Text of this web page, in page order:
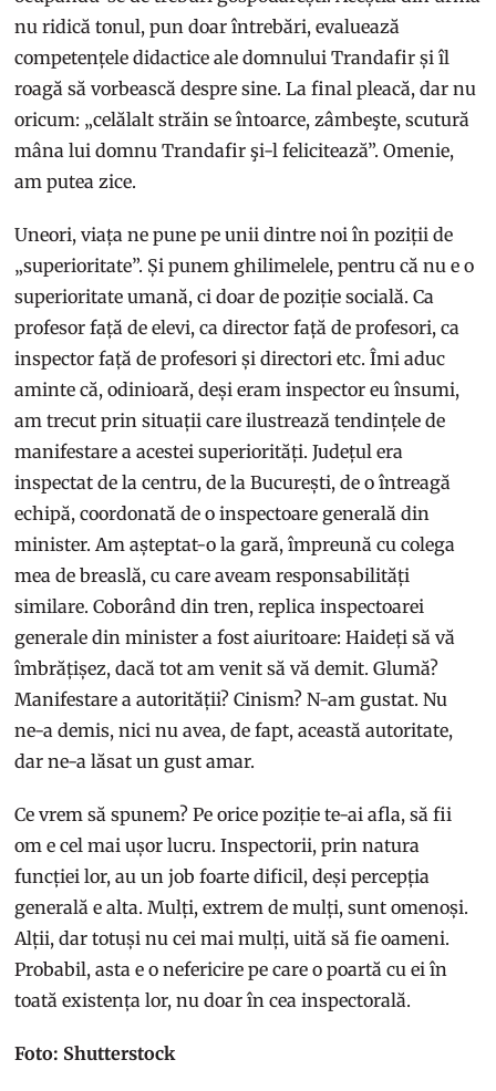
nu ridică tonul, pun doar întrebări, evaluează
competențele didactice ale domnului Trandafir și îl
roagă să vorbească despre sine. La final pleacă, dar nu
oricum: „celălalt străin se întoarce, zâmbeşte, scutură
mâna lui domnu Trandafir şi-l felicitează”. Omenie,
am putea zice.
Uneori, viața ne pune pe unii dintre noi în poziții de
„superioritate”. Și punem ghilimelele, pentru că nu e o
superioritate umană, ci doar de poziție socială. Ca
profesor față de elevi, ca director față de profesori, ca
inspector față de profesori și directori etc. Îmi aduc
aminte că, odinioară, deși eram inspector eu însumi,
am trecut prin situații care ilustrează tendințele de
manifestare a acestei superiorități. Județul era
inspectat de la centru, de la București, de o întreagă
echipă, coordonată de o inspectoare generală din
minister. Am așteptat-o la gară, împreună cu colega
mea de breaslă, cu care aveam responsabilități
similare. Coborând din tren, replica inspectoarei
generale din minister a fost aiuritoare: Haideți să vă
îmbrățișez, dacă tot am venit să vă demit. Glumă?
Manifestare a autorității? Cinism? N-am gustat. Nu
ne-a demis, nici nu avea, de fapt, această autoritate,
dar ne-a lăsat un gust amar.
Ce vrem să spunem? Pe orice poziție te-ai afla, să fii
om e cel mai ușor lucru. Inspectorii, prin natura
funcției lor, au un job foarte dificil, deși percepția
generală e alta. Mulți, extrem de mulți, sunt omenoși.
Alții, dar totuși nu cei mai mulți, uită să fie oameni.
Probabil, asta e o nefericire pe care o poartă cu ei în
toată existența lor, nu doar în cea inspectorală.
Foto: Shutterstock